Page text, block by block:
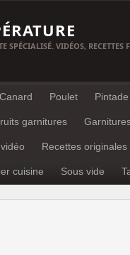
SPÉCIALISÉ. VIDÉOS, RECETTES
Canard Poulet Pintade
garnitures
Recettes originales
cuisine Sous vide